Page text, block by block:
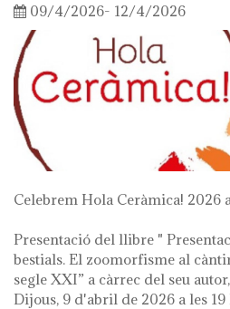
09/4/2026- 12/4/2026
Celebrem Hola Ceràmica! 2026
Presentació del llibre "
bestials. El zoomorfisme al
segle XXI” a càrrec del seu
Dijous, 9 d'abril de 2026 a les